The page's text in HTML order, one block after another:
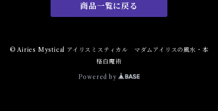
キーチェーン
金運 Money
干支風水置き物
ブレスレット Bracelet
スピリチュアル Spiritual
パウダー Magical Powder
仕事
バス＆フロアウォッシュ Bath&Floor Wash
バスハーブ Bath Herb
商品一覧に戻る
© Airies Mystical アイリスミスティカル マダムアイリスの風水・本
格白魔術
Powered by